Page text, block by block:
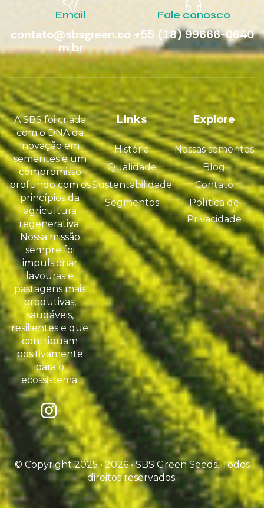
Email
contato@sbsgreen.co
m.br
Fale conosco
+55 (18) 99666-0640
Links
História
Qualidade
Sustentabilidade
Segmentos
Explore
Nossas sementes
Blog
Contato
Política de
Privacidade
A SBS foi criada
com o DNA da
inovação em
sementes e um
compromisso
profundo com os
princípios da
agricultura
regenerativa.
Nossa missão
sempre foi
impulsionar
lavouras e
pastagens mais
produtivas,
saudáveis,
resilientes e que
contribuam
positivamente
para o
ecossistema.
© Copyright 2025 • 2026 • SBS Green Seeds. Todos
direitos reservados.